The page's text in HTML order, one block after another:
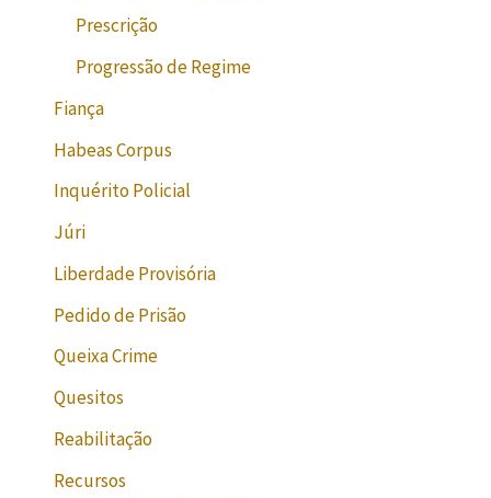
Prescrição
Progressão de Regime
Fiança
Habeas Corpus
Inquérito Policial
Júri
Liberdade Provisória
Pedido de Prisão
Queixa Crime
Quesitos
Reabilitação
Recursos